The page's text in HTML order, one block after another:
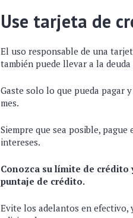
Use tarjeta de
El uso responsable de una
también puede llevar a la
Gaste solo lo que pueda pagar
mes.
Siempre que sea posible,
intereses.
Conozca su límite de crédito
puntaje de crédito.
Evite los adelantos en efectivo,